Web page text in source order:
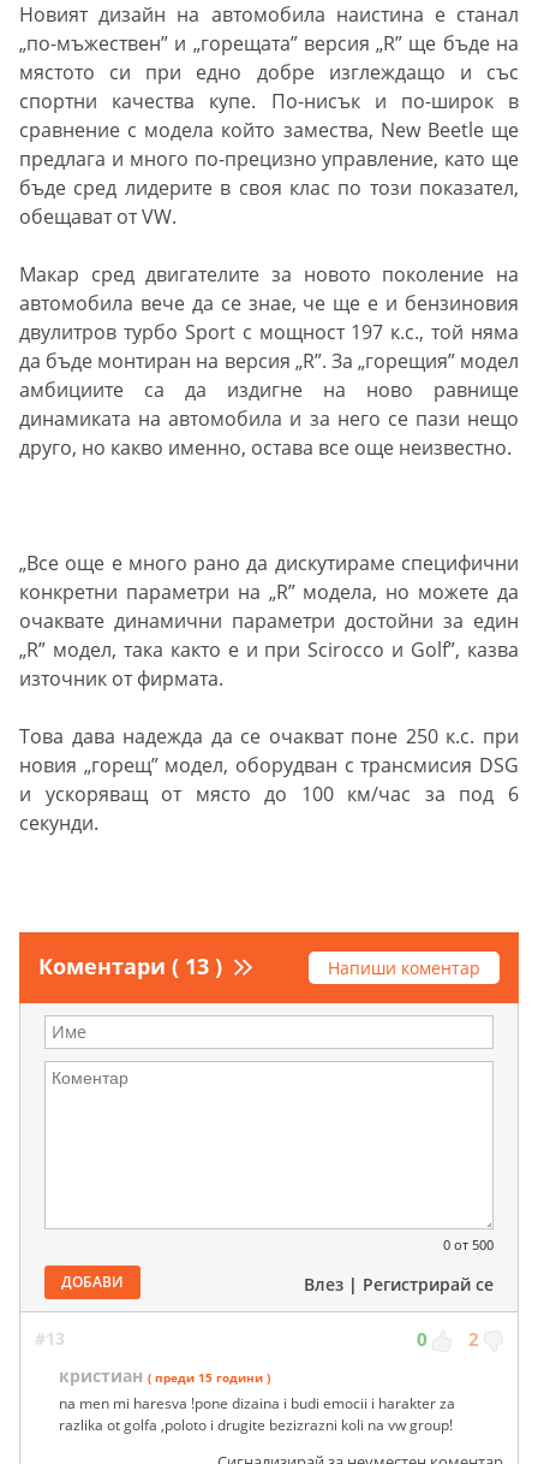
Новият дизайн на автомобила наистина е станал
„по-мъжествен” и „горещата” версия „R” ще бъде на
мястото си при едно добре изглеждащо и със
спортни качества купе. По-нисък и по-широк в
сравнение с модела който замества, New Beetle ще
предлага и много по-прецизно управление, като ще
бъде сред лидерите в своя клас по този показател,
обещават от VW.
Макар сред двигателите за новото поколение на
автомобила вече да се знае, че ще е и бензиновия
двулитров турбо Sport с мощност 197 к.с., той няма
да бъде монтиран на версия „R”. За „горещия” модел
амбициите са да издигне на ново равнище
динамиката на автомобила и за него се пази нещо
друго, но какво именно, остава все още неизвестно.
„Все още е много рано да дискутираме специфични
конкретни параметри на „R” модела, но можете да
очаквате динамични параметри достойни за един
„R” модел, така както е и при Scirocco и Golf”, казва
източник от фирмата.
Това дава надежда да се очакват поне 250 к.с. при
новия „горещ” модел, оборудван с трансмисия DSG
и ускоряващ от място до 100 км/час за под 6
секунди.
Коментари ( 13 ) Напиши коментар
0 от 500
ДОБАВИ Влез | Регистрирай се
#13 0 2
кристиан ( преди 15 години )
na men mi haresva !pone dizaina i budi emocii i harakter za
razlika ot golfa ,poloto i drugite bezizrazni koli na vw group!